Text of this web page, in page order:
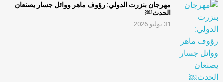
مهرجان بنزرت الدولي: رؤوف ماهر ووائل جسار يصنعان
الحدث￼
31 يوليو 2026